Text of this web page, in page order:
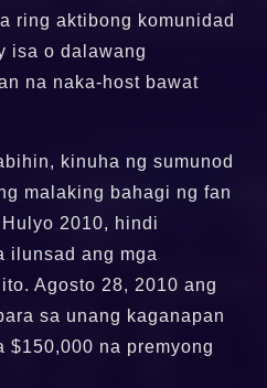
ring aktibong komunidad
isa o dalawang
na naka-host bawat
kinuha ng sumunod
malaking bahagi ng fan
2010, hindi
ilunsad ang mga
Agosto 28, 2010 ang
sa unang kaganapan
$150,000 na premyong